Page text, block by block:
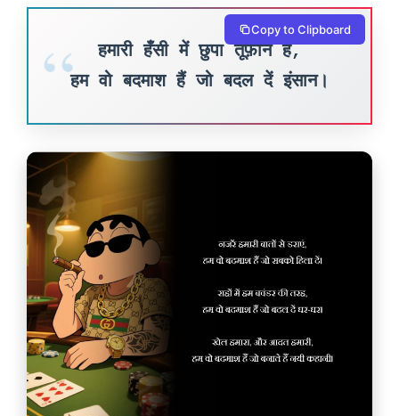
हमारी हँसी में छुपा तूफ़ान है,
हम वो बदमाश हैं जो बदल दें इंसान।
Copy to Clipboard